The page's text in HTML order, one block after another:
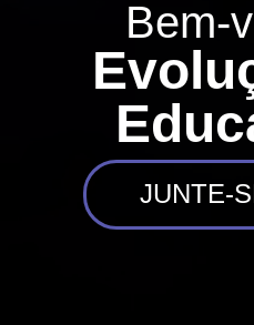
Bem-
JUNTE-